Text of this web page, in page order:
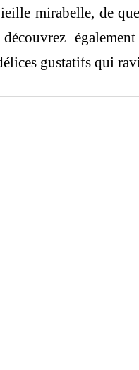
mirabelle, de
découvrez
gustatifs qui